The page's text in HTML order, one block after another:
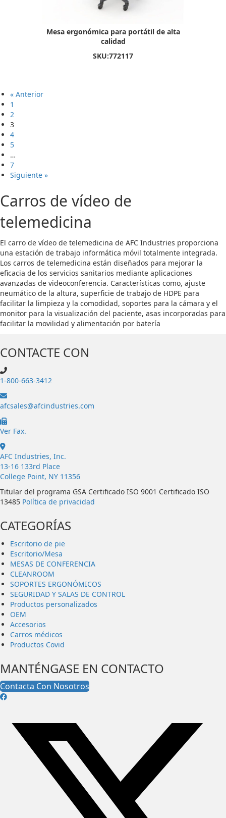
Mesa ergonómica para portátil de alta
calidad
SKU:772117
« Anterior
1
2
3
4
5
…
7
Siguiente »
Carros de vídeo de
telemedicina
El carro de vídeo de telemedicina de AFC Industries proporciona
una estación de trabajo informática móvil totalmente integrada.
Los carros de telemedicina están diseñados para mejorar la
eficacia de los servicios sanitarios mediante aplicaciones
avanzadas de videoconferencia. Características como, ajuste
neumático de la altura, superficie de trabajo de HDPE para
facilitar la limpieza y la comodidad, soportes para la cámara y el
monitor para la visualización del paciente, asas incorporadas para
facilitar la movilidad y alimentación por batería
CONTACTE CON
1-800-663-3412
afcsales@afcindustries.com
https://afcindustries.com/contact/#:~:text=Fax
Ver Fax.
AFC Industries, Inc.
13-16 133rd Place
College Point, NY 11356
Titular del programa GSA Certificado ISO 9001 Certificado ISO
13485 Política de privacidad
CATEGORÍAS
Escritorio de pie
Escritorio/Mesa
MESAS DE CONFERENCIA
CLEANROOM
SOPORTES ERGONÓMICOS
SEGURIDAD Y SALAS DE CONTROL
Productos personalizados
OEM
Accesorios
Carros médicos
Productos Covid
MANTÉNGASE EN CONTACTO
Contacta Con Nosotros